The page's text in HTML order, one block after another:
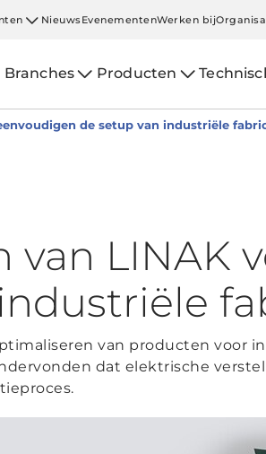
NieuwsEvenementenWerken bij
Branches Producten
de setup van industriële
van LINAK
van producten voor
dat elektrische